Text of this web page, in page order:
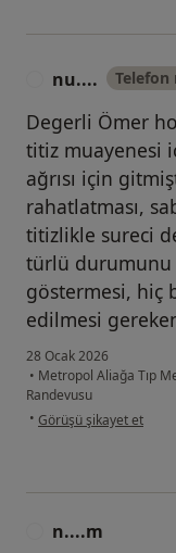
nu.... Telefon
Degerli Ömer
titiz muayenesi
ağrısı için
rahatlatması,
titizlikle sureci
türlü durumunu
göstermesi, hiç
edilmesi
28 Ocak 2026
• Metropol Aliağa Tıp
Randevusu
• kullanıcının görüşüne
Görüşü şikayet et
n....m